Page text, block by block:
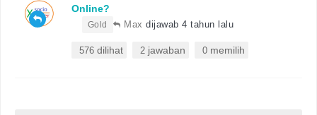
Online?
Max dijawab 4 tahun lalu
Gold
576 dilihat 2 jawaban 0 memilih